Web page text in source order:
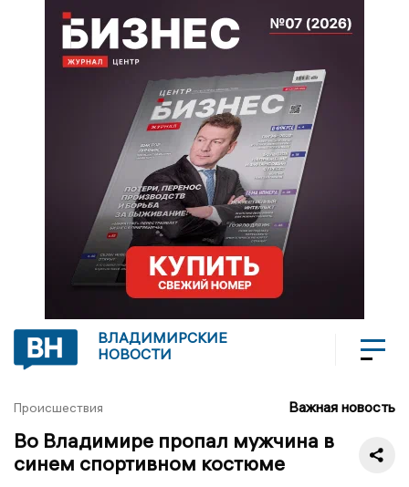
ВЛАДИМИРСКИЕ
НОВОСТИ
Происшествия Важная новость
Во Владимире пропал мужчина в
синем спортивном костюме